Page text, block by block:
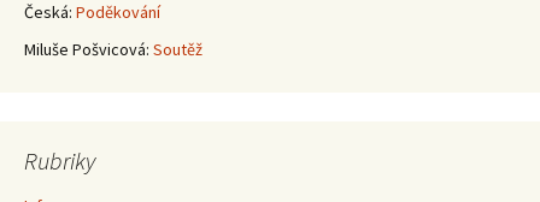
Česká: Poděkování
Miluše Pošvicová: Soutěž
Rubriky